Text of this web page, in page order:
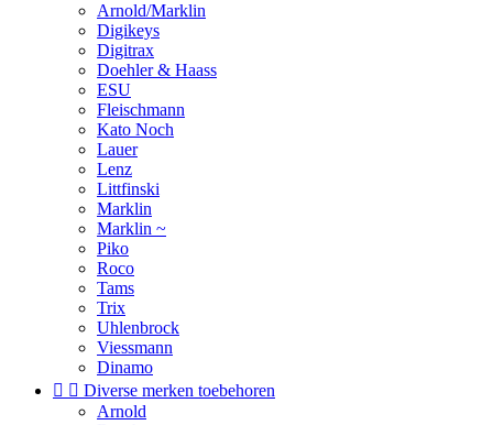
Arnold/Marklin
Digikeys
Digitrax
Doehler & Haass
ESU
Fleischmann
Kato Noch
Lauer
Lenz
Littfinski
Marklin
Marklin ~
Piko
Roco
Tams
Trix
Uhlenbrock
Viessmann
Dinamo
  Diverse merken toebehoren
Arnold